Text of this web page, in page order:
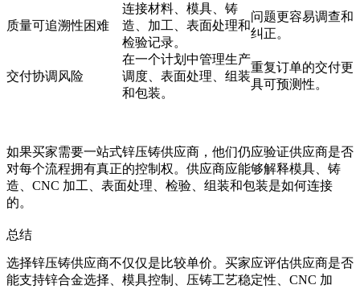
质量可追溯性困难
连接材料、模具、铸
造、加工、表面处理和
检验记录。
问题更容易调查和
纠正。
交付协调风险
在一个计划中管理生产
调度、表面处理、组装
和包装。
重复订单的交付更
具可预测性。
如果买家需要一站式锌压铸供应商 ，他们仍应验证供应商是否
对每个流程拥有真正的控制权。供应商应能够解释模具、铸
造、CNC 加工、表面处理、检验、组装和包装是如何连接
的。
总结
选择锌压铸供应商不仅仅是比较单价。买家应评估供应商是否
能支持锌合金选择、模具控制、压铸工艺稳定性、CNC 加